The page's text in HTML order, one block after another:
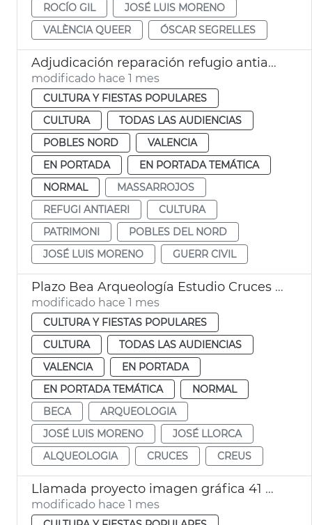
ROCÍO GIL
JOSÉ LUIS MORENO
VALÈNCIA QUEER
ÓSCAR SEGRELLES
Adjudicación reparación refugio antiaéreo Massarrojos València
modificado hace 1 mes
CULTURA Y FIESTAS POPULARES
CULTURA
TODAS LAS AUDIENCIAS
POBLES NORD
VALENCIA
EN PORTADA
EN PORTADA TEMÁTICA
NORMAL
MASSARROJOS
REFUGI ANTIAERI
CULTURA
PATRIMONI
POBLES DEL NORD
JOSÉ LUIS MORENO
GUERR CIVIL
Plazo Bea Arqueología Estudio Cruces València
modificado hace 1 mes
CULTURA Y FIESTAS POPULARES
CULTURA
TODAS LAS AUDIENCIAS
VALENCIA
EN PORTADA
EN PORTADA TEMÁTICA
NORMAL
BECA
ARQUEOLOGIA
JOSÉ LUIS MORENO
JOSÉ LLORCA
ALQUEOLOGIA
CRUCES CREUS
Llamada proyecto imagen gráfica 41 Mostra València
modificado hace 1 mes